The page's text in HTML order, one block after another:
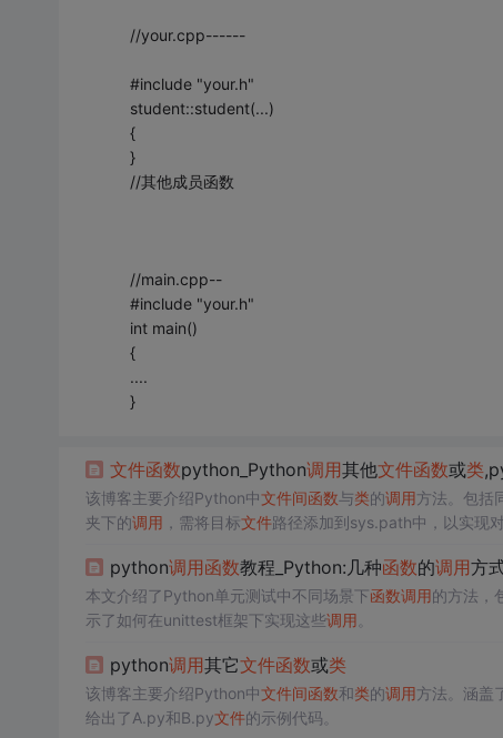
//your.cpp------
#include "your.h"
student::student(...)
{
}
//其他成员函数
//main.cpp--
#include "your.h"
int main()
{
....
}
文件函数python_Python调用其他文件函数或类
该博客主要介绍Python中文件间函数与类的调用方法。包括
夹下的调用 ，需将目标文件路径添加到sys.path中，以实现
python调用函数教程_Python:几种函数的调用方
本文介绍了Python单元测试中不同场景下函数调用的方法，
示了如何在unittest框架下实现这些调用
python调用其它文件函数或类
该博客主要介绍Python中文件间函数和类的调用方法。涵盖
给出了A.py和B.py文件的示例代码。